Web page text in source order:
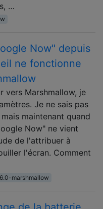
…
Now" depuis
ne fonctionne
vers Marshmallow, je
Je ne sais pas
maintenant quand
Now" ne vient
de l'attribuer à
l'écran. Comment
6.0-marshmallow